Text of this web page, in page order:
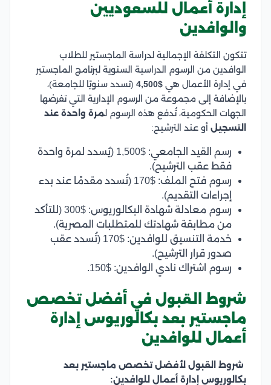
إدارة أعمال للسعوديين
والوافدين
تتكون التكلفة الإجمالية لدراسة الماجستير للطلاب
الوافدين من الرسوم الدراسية السنوية لبرنامج الماجستير
في إدارة الأعمال هي $4,500
(تسدد سنويًا للجامعة)،
بالإضافة إلى مجموعة من الرسوم الإدارية التي تفرضها
الجهات الحكومية، تُدفع هذه الرسوم لمرة واحدة عند
التسجيل أو عند الترشيح:
رسم القيد الجامعي: $1,500 (يُسدد لمرة واحدة
فقط عقب الترشيح).
رسوم فتح الملف: $170 (تُسدد مقدمًا عند بدء
إجراءات التقديم).
رسوم معادلة شهادة البكالوريوس: $300 (للتأكد
من مطابقة شهادتك للمتطلبات المصرية).
خدمة التنسيق للوافدين: $170 (تُسدد عقب
صدور قرار الترشيح).
رسوم اشتراك نادي الوافدين: $150.
شروط القبول في أفضل تخصص
ماجستير بعد بكالوريوس إدارة
أعمال للوافدين
شروط القبول لأفضل تخصص ماجستير بعد
بكالوريوس إدارة أعمال للوافدين: